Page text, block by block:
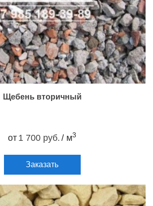
Щебень вторичный
от 1 700 руб. / м3
Заказать